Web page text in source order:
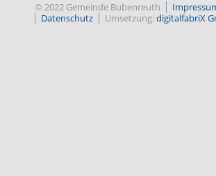
© 2022 Gemeinde Bubenreuth
Datenschutz
Umsetzung:digitalfabriX